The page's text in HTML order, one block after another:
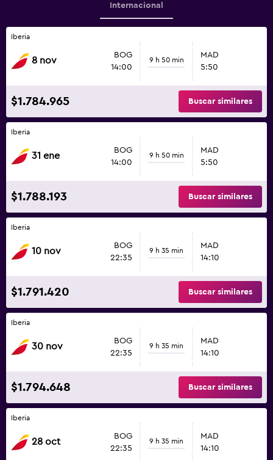
Internacional
Iberia
8 nov
BOG
14:00
9 h 50 min
MAD
5:50
$1.784.965 Buscar similares
Iberia
31 ene
BOG
14:00
9 h 50 min
MAD
5:50
$1.788.193 Buscar similares
Iberia
10 nov
BOG
22:35
9 h 35 min
MAD
14:10
$1.791.420 Buscar similares
Iberia
30 nov
BOG
22:35
9 h 35 min
MAD
14:10
$1.794.648 Buscar similares
Iberia
28 oct
BOG
22:35
9 h 35 min
MAD
14:10